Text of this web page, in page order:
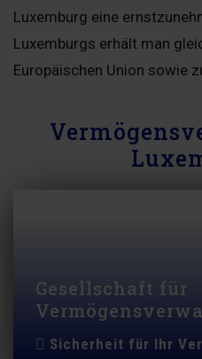
Luxemburg eine
Luxemburgs erhält man
Europäischen Union sowie
Gesellschaft für
Sicherheit für Ihr